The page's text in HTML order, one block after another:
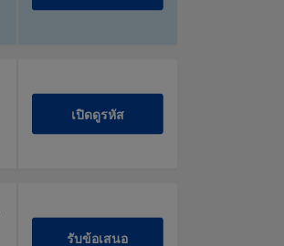
เปิดดูรหัส
รับข้อเสนอ